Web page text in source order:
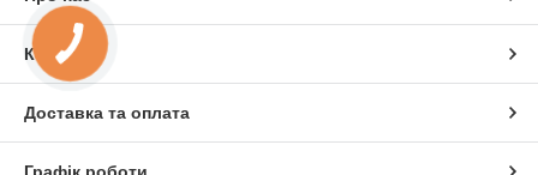
Контакти
Доставка та оплата